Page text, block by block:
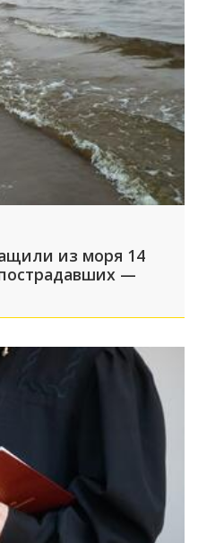
из моря 14
—